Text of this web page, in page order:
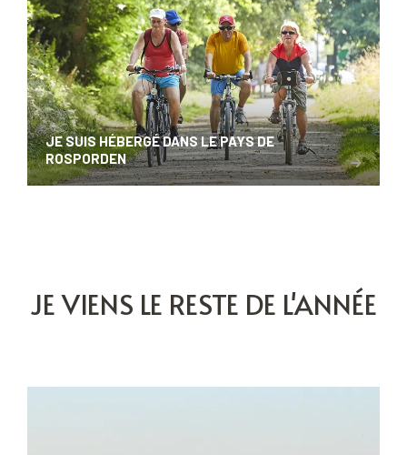
JE SUIS HÉBERGÉ DANS LE PAYS DE
ROSPORDEN
JE VIENS LE RESTE DE L'ANNÉE